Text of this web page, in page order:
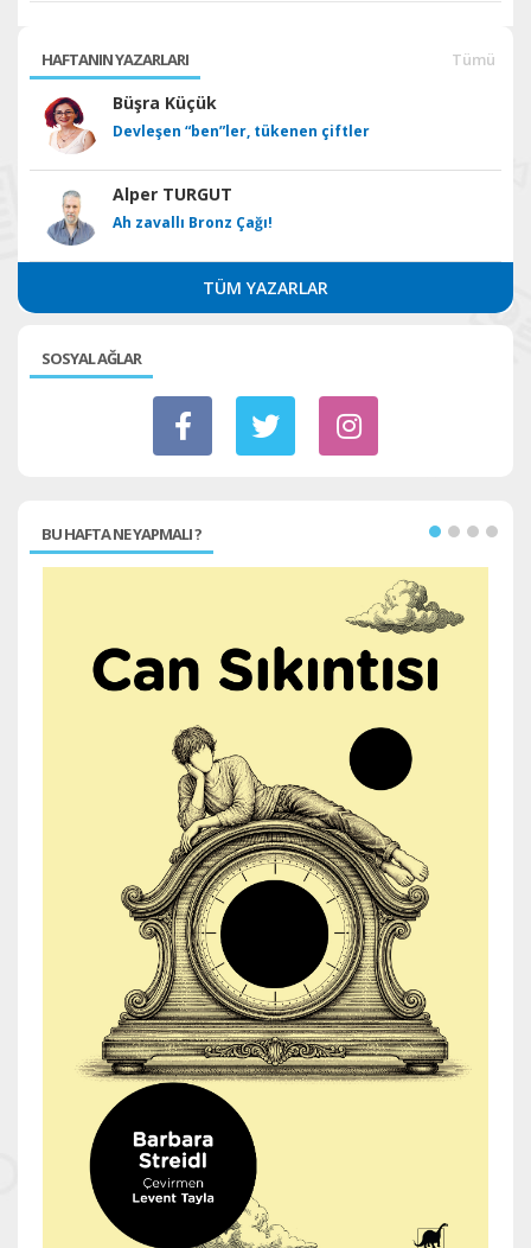
HAFTANIN YAZARLARI Tümü
Büşra Küçük
Devleşen “ben”ler, tükenen çiftler
Alper TURGUT
Ah zavallı Bronz Çağı!
TÜM YAZARLAR
SOSYAL AĞLAR
BU HAFTA NE YAPMALI ?